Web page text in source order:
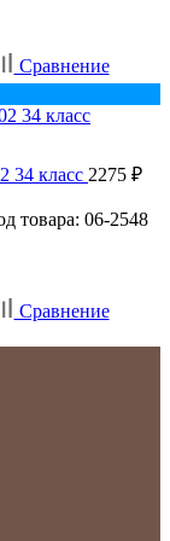
Сравнение
34 класс 2275 ₽
товара: 06-2548
Сравнение